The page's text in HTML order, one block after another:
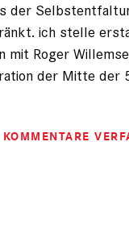
der
ich stelle
mit Roger
der Mitte der